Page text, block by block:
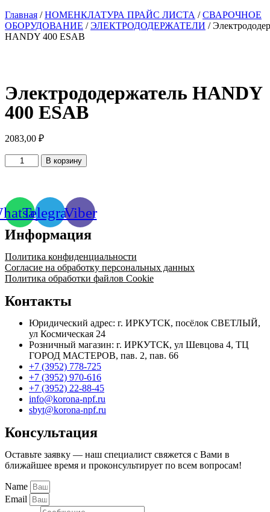
Главная /НОМЕНКЛАТУРА ПРАЙС ЛИСТА /СВАРОЧНОЕ
ОБОРУДОВАНИЕ /ЭЛЕКТРОДОДЕРЖАТЕЛИ /
HANDY 400 ESAB
Электрододержатель HANDY
400 ESAB
2083,00 ₽
Количество
товара
400
ESAB
В корзину
TelegramViber
Информация
Политика конфиденциальности
Согласие на обработку персональных данных
Политика обработки файлов Cookie
Контакты
Юридический адрес: г. ИРКУТСК, посёлок СВЕТЛЫЙ,
ул Космическая 24
Розничный магазин: г. ИРКУТСК, ул Шевцова 4, ТЦ
ГОРОД МАСТЕРОВ, пав. 2, пав. 66
+7 (3952) 778-725
+7 (3952) 970-616
+7 (3952) 22-88-45
info@korona-npf.ru
sbyt@korona-npf.ru
Консультация
Оставьте заявку — наш специалист свяжется с Вами в
ближайшее время и проконсультирует по всем вопросам!
Name
Email